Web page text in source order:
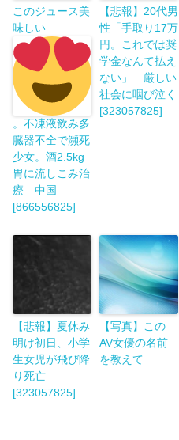
このジュース美
味しい
。不凍液飲み多
臓器不全で瀕死
少女。酒2.5kg
胃に流しこみ治
療 中国
[866556825]
【悲報】20代男
性「手取り17万
円。これでは奨
学金なんて払え
ない」 厳しい
社会に咽び泣く
[323057825]
【悲報】夏休み
明け初日、小学
生女児が飛び降
り死亡
[323057825]
【写真】この
AV女優の名前
を教えて